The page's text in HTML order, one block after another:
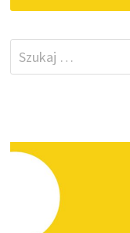
Szukaj: